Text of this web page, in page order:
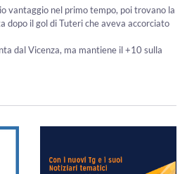
vantaggio nel primo tempo, poi trovano la
dopo il gol di Tuteri che aveva accorciato
dal Vicenza, ma mantiene il +10 sulla